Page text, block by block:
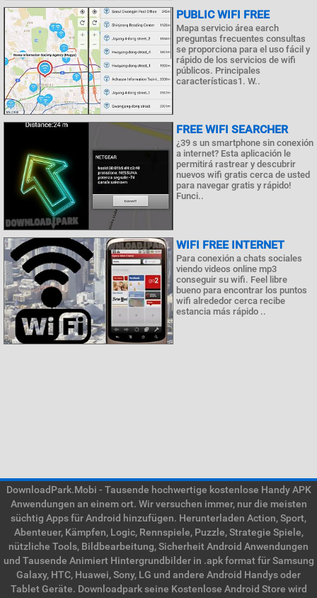
PUBLIC WIFI FREE
Mapa servicio área earch
preguntas frecuentes consultas
se proporciona para el uso fácil y
rápido de los servicios de wifi
públicos. Principales
características1. W..
FREE WIFI SEARCHER
¿39 s un smartphone sin conexión
a internet? Esta aplicación le
permitirá rastrear y descubrir
nuevos wifi gratis cerca de usted
para navegar gratis y rápido!
Funci..
WIFI FREE INTERNET
Para conexión a chats sociales
viendo videos online mp3
conseguir su wifi. Feel libre
bueno para encontrar los puntos
wifi alrededor cerca recibe
estancia más rápido ..
DownloadPark.Mobi - Tausende hochwertige kostenlose Handy APK
Anwendungen an einem ort. Wir versuchen immer, nur die meisten
süchtig Apps für Android hinzufügen. Herunterladen Action, Sport,
Abenteuer, Kämpfen, Logic, Rennspiele, Puzzle, Strategie Spiele,
nützliche Tools, Bildbearbeitung, Sicherheit Android Anwendungen
und Tausende Animiert Hintergrundbilder in .apk format für Samsung
Galaxy, HTC, Huawei, Sony, LG und andere Android Handys oder
Tablet Geräte. Downloadpark seine Kostenlose Android Store wird